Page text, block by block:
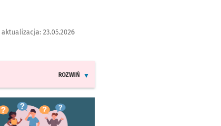
23.05.2026
ROZWIŃ
się w nowej karcie